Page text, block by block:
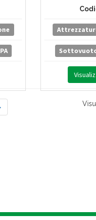
h
Comandi
- Pompa A